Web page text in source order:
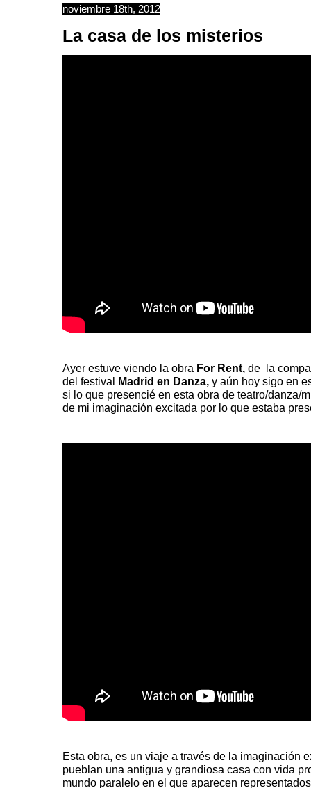
noviembre 18th, 2012
La casa de los misterios
Ayer estuve viendo la obra For Rent, de la
del festival Madrid en Danza, y aún hoy sigo en
si lo que presencié en esta obra de teatro/danza/
de mi imaginación excitada por lo que estaba
Esta obra, es un viaje a través de la imaginación
pueblan una antigua y grandiosa casa con vida
mundo paralelo en el que aparecen